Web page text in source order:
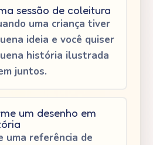
sessão de coleitura
uma criança tiver
ideia e você quiser
história ilustrada
juntos.
um desenho em
uma referência de